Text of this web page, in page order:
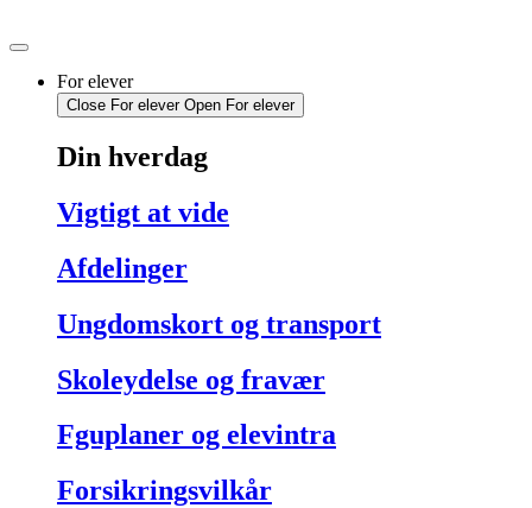
til
For elever
Close For elever Open For elever
Din hverdag
Vigtigt at vide
Afdelinger
Ungdomskort og transport
Skoleydelse og fravær
Fguplaner og elevintra
Forsikringsvilkår